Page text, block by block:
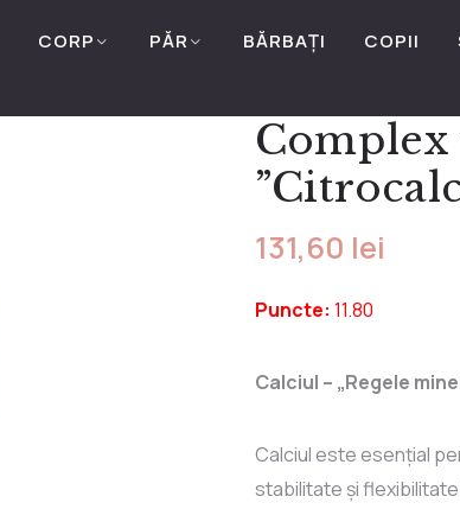
CORP PĂR BĂRBAȚI COPII
131,60 lei
Puncte: 11.80
Calciul – „Regele
Calciul este esențial
stabilitate și flexibilitate